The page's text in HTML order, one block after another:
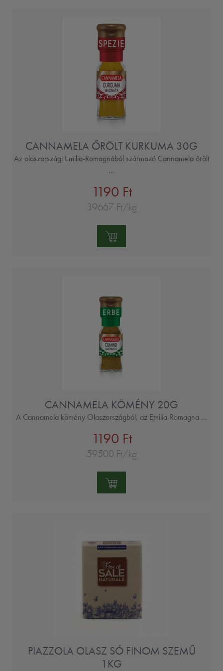
CANNAMELA ŐRÖLT KURKUMA 30G
Az olaszországi Emilia-Romagnából származó Cannamela őrölt
...
1190 Ft
39667 Ft/kg
Mennyiség:
CANNAMELA KÖMÉNY 20G
A Cannamela kömény Olaszországból, az Emilia-Romagna ...
1190 Ft
59500 Ft/kg
Mennyiség:
PIAZZOLA OLASZ SÓ FINOM SZEMŰ
1KG